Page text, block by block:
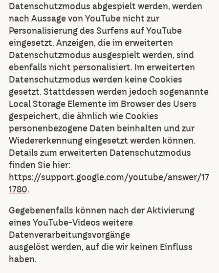
Datenschutzmodus abgespielt werden, werden
nach Aussage von YouTube nicht zur
Personalisierung des Surfens auf YouTube
eingesetzt. Anzeigen, die im erweiterten
Datenschutzmodus ausgespielt werden, sind
ebenfalls nicht personalisiert. Im erweiterten
Datenschutzmodus werden keine Cookies
gesetzt. Stattdessen werden jedoch sogenannte
Local Storage Elemente im Browser des Users
gespeichert, die ähnlich wie Cookies
personenbezogene Daten beinhalten und zur
Wiedererkennung eingesetzt werden können.
Details zum erweiterten Datenschutzmodus
finden Sie hier:
https://support.google.com/youtube/answer/17
1780.
Gegebenenfalls können nach der Aktivierung
eines YouTube-Videos weitere
Datenverarbeitungsvorgänge
ausgelöst werden, auf die wir keinen Einfluss
haben.